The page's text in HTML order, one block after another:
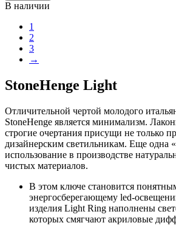
В наличии
1
2
3
→
StoneHenge Light
Отличительной чертой молодого
StoneHenge является минимализм.
строгие очертания присущи не только
дизайнерским светильникам. Еще одна
использование в производстве
чистых материалов.
В этом ключе становится
энергосберегающему led-
изделия Light Ring наполнены
которых смягчают акриловые